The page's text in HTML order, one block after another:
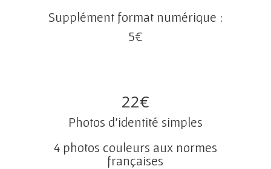
Supplément format numérique :
5€
22€
Photos d’identité simples
4 photos couleurs aux normes
françaises